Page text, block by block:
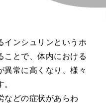
インシュリンというホ
ことで、体内における
異常に高くなり、様々
などの症状があらわ